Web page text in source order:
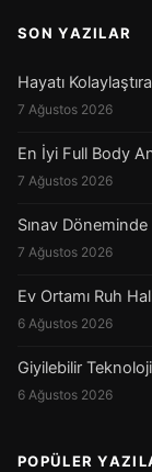
SON YAZILAR
Hayatı
7 Ağustos 2026
En İyi Full Body
7 Ağustos 2026
Sınav
7 Ağustos 2026
Ev Ortamı Ruh
6 Ağustos 2026
Giyilebilir
6 Ağustos 2026
POPÜLER